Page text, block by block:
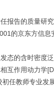
报告的质量研
的京东方信
态的含时密度
互作用动力学
任教师专业发